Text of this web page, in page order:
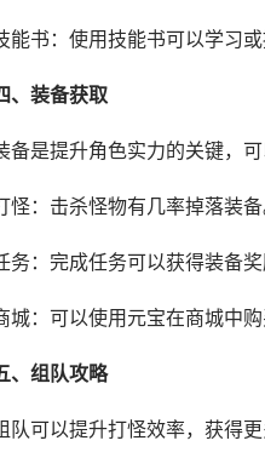
能书：使用技能书可以学习或
、装备获取
备是提升角色实力的关键，
怪：击杀怪物有几率掉落装备
务：完成任务可以获得装备奖
城：可以使用元宝在商城中购
、组队攻略
队可以提升打怪效率，获得更